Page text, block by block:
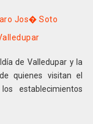
Jos� Soto
de Valledupar y la
quienes visitan el
establecimientos